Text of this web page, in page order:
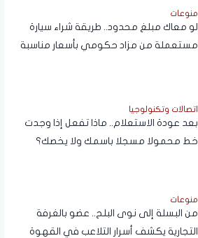
منوعات
لو معاك مبلغ محدود.. طريقة شراء سيارة
مستعملة من مزاد حكومي بأسعار مناسبة
اتصالات وتكنولوجيا
بعد عودة الاستعلام.. ماذا تفعل إذا وجدت
خط محمولا مسجلا باسمك ولا يخصك؟
منوعات
من البسلة إلى نوى البلح.. عضو بالغرفة
التجارية يكشف أسرار التلاعب في القهوة